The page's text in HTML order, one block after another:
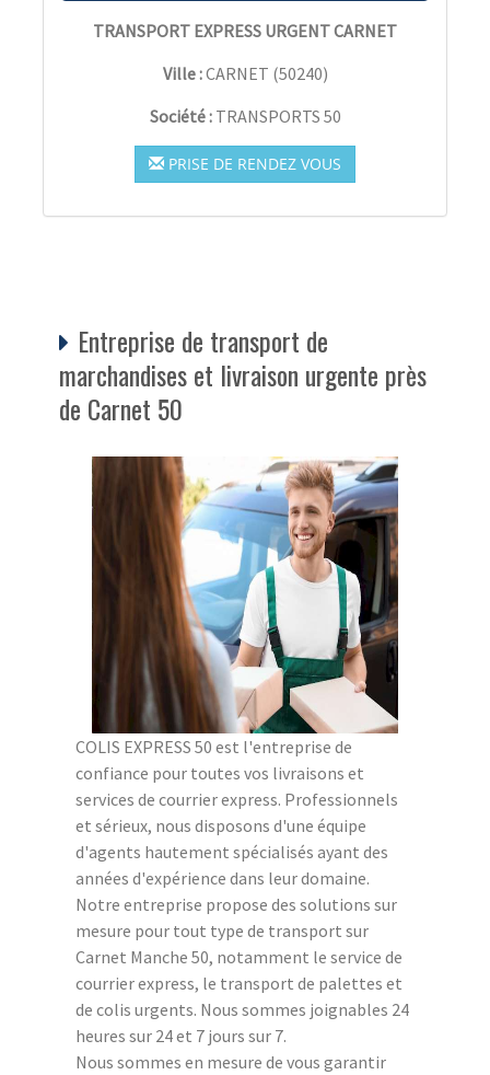
TRANSPORT EXPRESS URGENT CARNET
Ville :CARNET (50240)
Société : TRANSPORTS 50
PRISE DE RENDEZ VOUS
Entreprise de transport de
marchandises et livraison urgente près
de Carnet 50
COLIS EXPRESS 50 est l'entreprise de
confiance pour toutes vos livraisons et
services de courrier express. Professionnels
et sérieux, nous disposons d'une équipe
d'agents hautement spécialisés ayant des
années d'expérience dans leur domaine.
Notre entreprise propose des solutions sur
mesure pour tout type de transport sur
Carnet Manche 50, notamment le service de
courrier express, le transport de palettes et
de colis urgents. Nous sommes joignables 24
heures sur 24 et 7 jours sur 7.
Nous sommes en mesure de vous garantir